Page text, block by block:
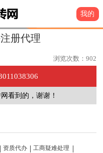
我的
册代理
浏览次数：902
看到的，谢谢！
资质代办 工商疑难处理